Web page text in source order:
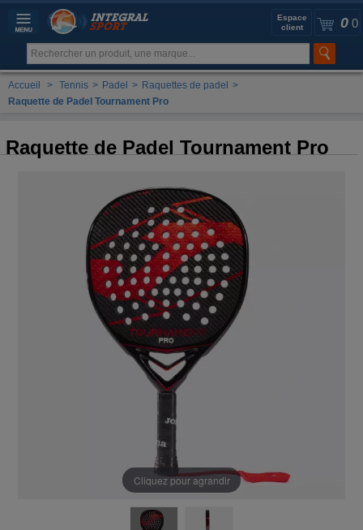
0 0
Espace
client
Accueil > Tennis > Padel > Raquettes de padel
>
Raquette de Padel Tournament Pro
Raquette de Padel Tournament Pro
Cliquez pour agrandir